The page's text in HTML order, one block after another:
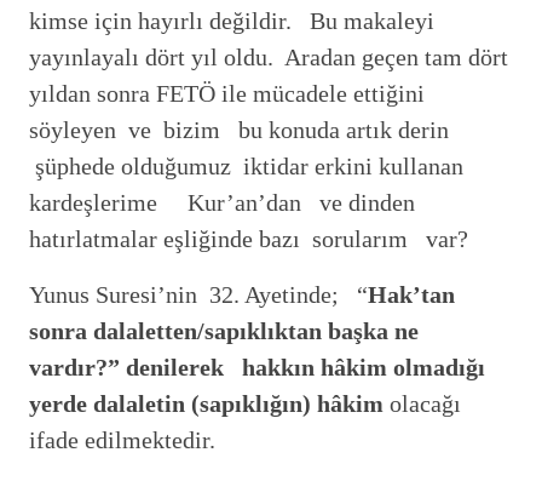
kimse için hayırlı değildir. Bu makaleyi
yayınlayalı dört yıl oldu. Aradan geçen tam dört
yıldan sonra FETÖ ile mücadele ettiğini
söyleyen ve bizim bu konuda artık derin
şüphede olduğumuz iktidar erkini kullanan
kardeşlerime Kur’an’dan ve dinden
hatırlatmalar eşliğinde bazı sorularım var?
Yunus Suresi’nin 32. Ayetinde; “Hak’tan
sonra dalaletten/sapıklıktan başka ne
vardır?” denilerek hakkın hâkim olmadığı
yerde dalaletin (sapıklığın) hâkim olacağı
ifade edilmektedir.